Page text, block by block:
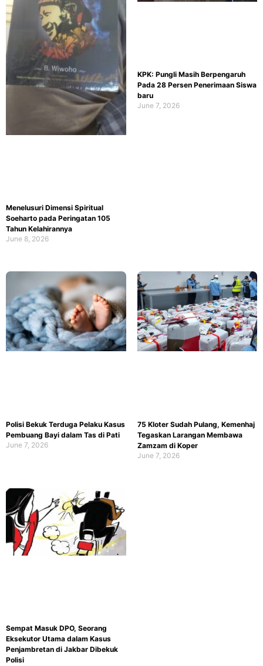
Menelusuri Dimensi Spiritual
Soeharto pada Peringatan 105
Tahun Kelahirannya
June 8, 2026
KPK: Pungli Masih Berpengaruh
Pada 28 Persen Penerimaan Siswa
baru
June 7, 2026
Polisi Bekuk Terduga Pelaku Kasus
Pembuang Bayi dalam Tas di Pati
June 7, 2026
75 Kloter Sudah Pulang, Kemenhaj
Tegaskan Larangan Membawa
Zamzam di Koper
June 7, 2026
Sempat Masuk DPO, Seorang
Eksekutor Utama dalam Kasus
Penjambretan di Jakbar Dibekuk
Polisi